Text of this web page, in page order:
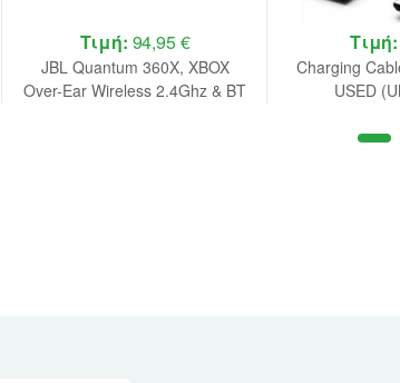
Τιμή: 94,95 €
JBL Quantum 360X, XBOX
Over-Ear Wireless 2.4Ghz & BT
Τιμή:
Charging
USED